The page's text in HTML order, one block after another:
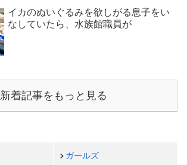
イカのぬいぐるみを欲しがる息子をい
なしていたら、水族館職員が
新着記事をもっと見る
ガールズ